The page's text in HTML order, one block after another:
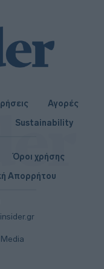
Αγορές
Sustainability
Όροι χρήσης
Απορρήτου